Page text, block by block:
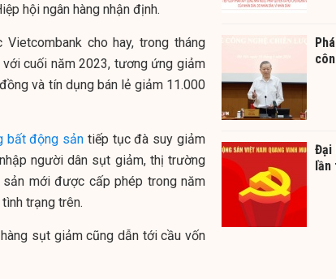
hội ngân hàng nhận định.
cho hay, trong tháng
cuối năm 2023, tương ứng giảm
và tín dụng bán lẻ giảm 11.000
bất động sản tiếp tục đà suy giảm
người dân sụt giảm, thị trường
mới được cấp phép trong năm
trạng trên.
sụt giảm cũng dẫn tới cầu vốn
Đại
lần